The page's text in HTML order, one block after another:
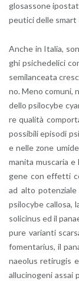
glo­sas­so­ne
peu­ti­ci delle smart
Anche in Ita­lia,
ghi psi­che­de­li­ci
se­mi­lan­cea­ta
no. Meno co­mu­ni,
dello psi­lo­cy­be
re qua­li­tà
pos­si­bi­li epi­so­di
e nelle zone
ma­ni­ta mu­sca­ria
ge­ne con ef­fet­ti
ad alto po­ten­zia­le
psi­lo­cy­be cal­lo­sa,
so­li­ci­nus ed il
pure va­rian­ti
fo­men­ta­rius, il
naeo­lus re­ti­ru­gis
al­lu­ci­no­ge­ni assai